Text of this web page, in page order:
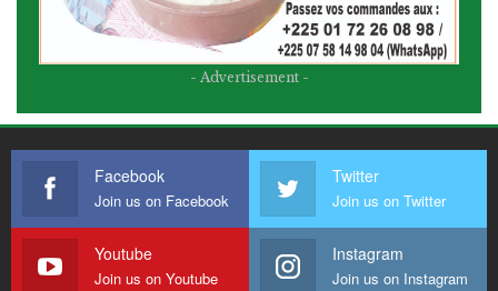
- Advertisement -
Facebook
Join us on Facebook
Twitter
Join us on Twitter
Youtube
Join us on Youtube
Instagram
Join us on Instagram